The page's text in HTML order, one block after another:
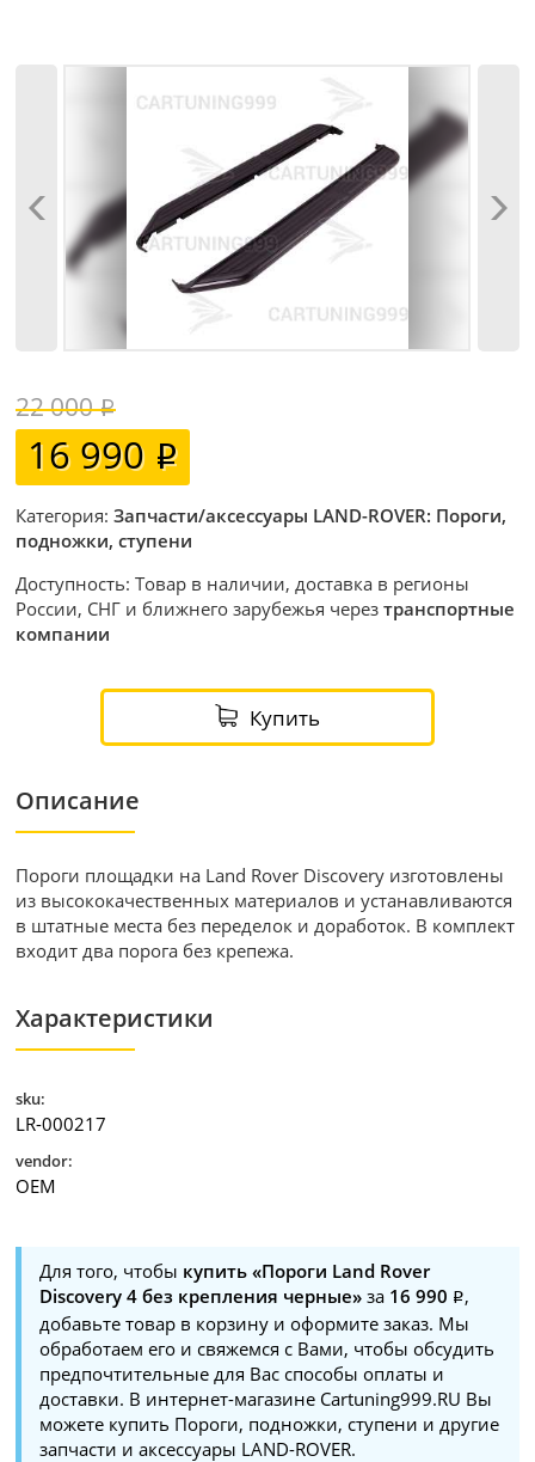
22 000
16 990
Категория:Запчасти/аксессуары LAND-ROVER: Пороги,
подножки, ступени
Доступность: Товар в наличии, доставка в регионы
России, СНГ и ближнего зарубежья черезтранспортные
компании
Купить
Описание
Пороги площадки на Land Rover Discovery изготовлены
из высококачественных материалов и устанавливаются
в штатные места без переделок и доработок. В комплект
входит два порога без крепежа.
Характеристики
sku:
LR-000217
vendor:
OEM
Для того, чтобы купить «Пороги Land Rover
Discovery 4 без крепления черные» за 16 990
,
добавьте товар в корзину и оформите заказ. Мы
обработаем его и свяжемся с Вами, чтобы обсудить
предпочтительные для Вас способы оплаты и
доставки. В интернет-магазине Cartuning999.RU Вы
можете купить Пороги, подножки, ступени и другие
запчасти и аксессуары LAND-ROVER.